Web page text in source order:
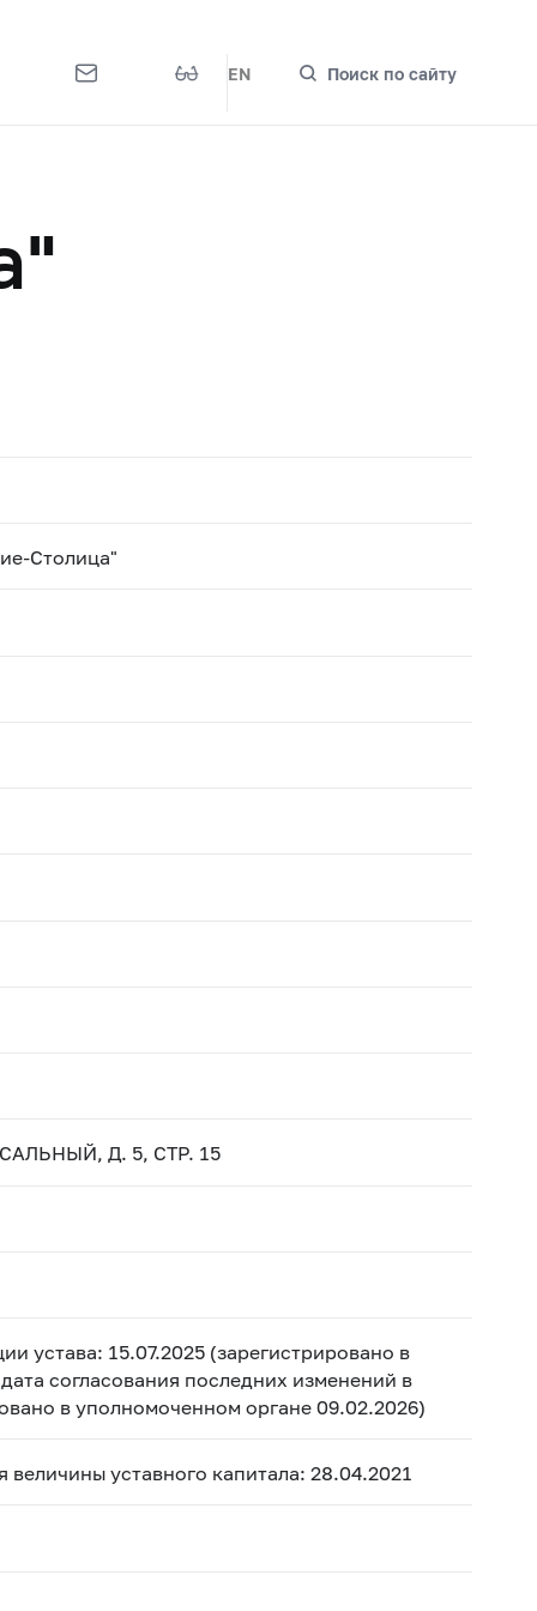
EN Поиск по сайту
Столица"
Д. 5, СТР. 15
устава: 15.07.2025 (зарегистрировано в
согласования последних изменений в
в уполномоченном органе 09.02.2026)
уставного капитала: 28.04.2021